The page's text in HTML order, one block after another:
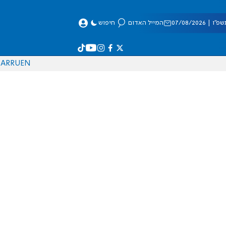
08/2026 המייל האדום חיפוש
EN
RU
AR